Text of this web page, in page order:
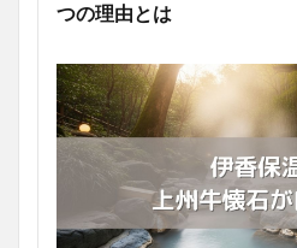
つの理由とは